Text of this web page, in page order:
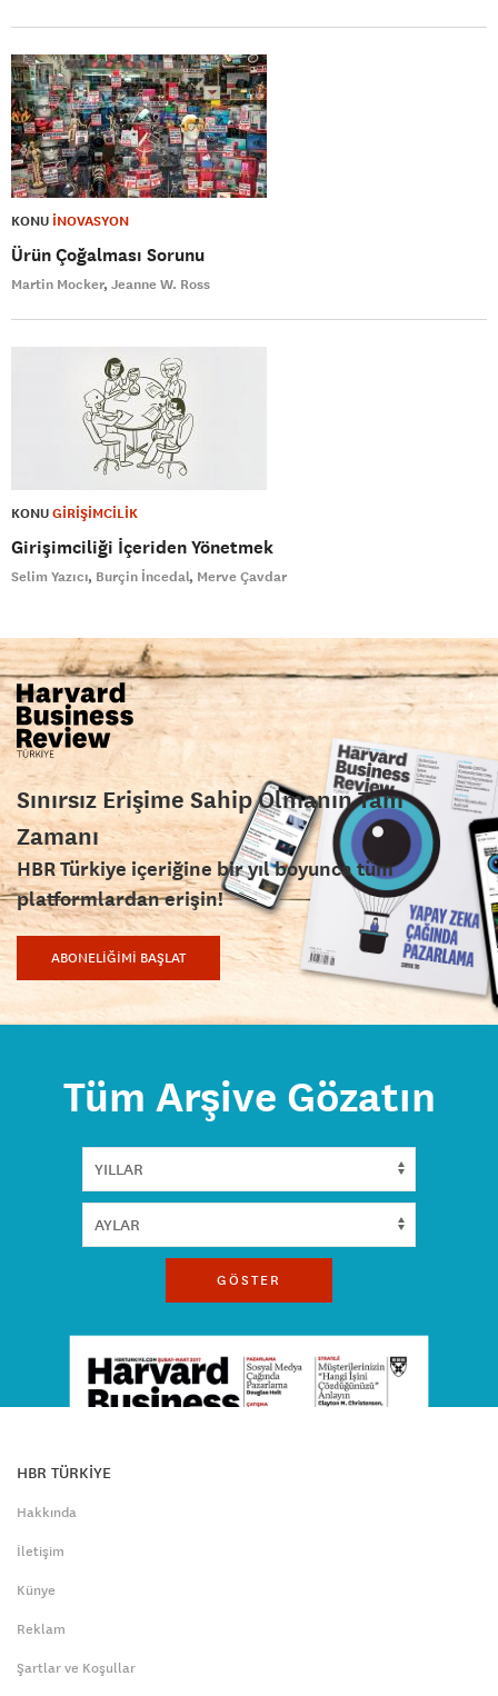
KONU İNOVASYON
Ürün Çoğalması Sorunu
Martin Mocker Jeanne W. Ross
KONUGİRİŞİMCİLİK
Girişimciliği İçeriden Yönetmek
Selim Yazıcı Burçin İncedal Merve Çavdar
Sınırsız Erişime Sahip Olmanın Tam
Zamanı
HBR Türkiye içeriğine bir yıl boyunca tüm
platformlardan erişin!
ABONELİĞİMİ BAŞLAT
Tüm Arşive Gözatın
GÖSTER
HBR TÜRKİYE
Hakkında
İletişim
Künye
Reklam
Şartlar ve Koşullar